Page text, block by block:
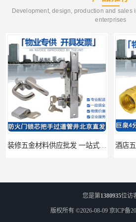
Development, design, production and sales
enterprises
您是第1380935位访
版权所有 ©2026-08-09 京ICP备